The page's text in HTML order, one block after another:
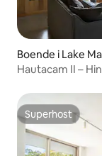
Boende i Lake
Hautacam II –
Superhost
Superhost